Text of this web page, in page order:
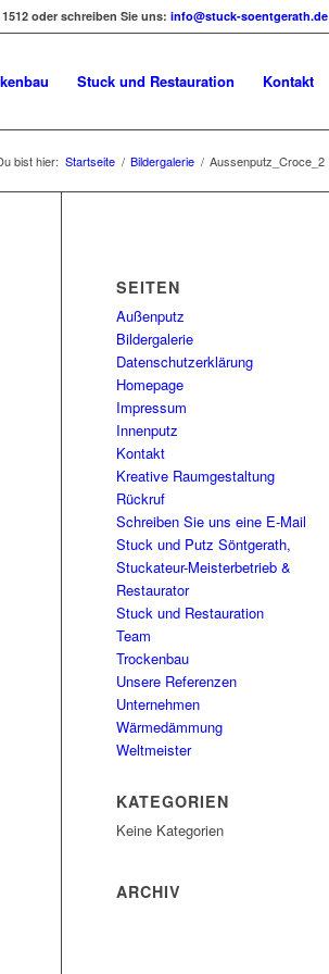
oder schreiben Sie uns: info@stuck-soentgerath.de
Stuck und Restauration Kontakt
bist hier: Startseite / Bildergalerie / Aussenputz_Croce_2
SEITEN
Außenputz
Bildergalerie
Datenschutzerklärung
Homepage
Impressum
Innenputz
Kontakt
Kreative Raumgestaltung
Rückruf
Schreiben Sie uns eine E-Mail
Stuck und Putz Söntgerath,
Stuckateur-Meisterbetrieb &
Restaurator
Stuck und Restauration
Team
Trockenbau
Unsere Referenzen
Unternehmen
Wärmedämmung
Weltmeister
KATEGORIEN
Keine Kategorien
ARCHIV